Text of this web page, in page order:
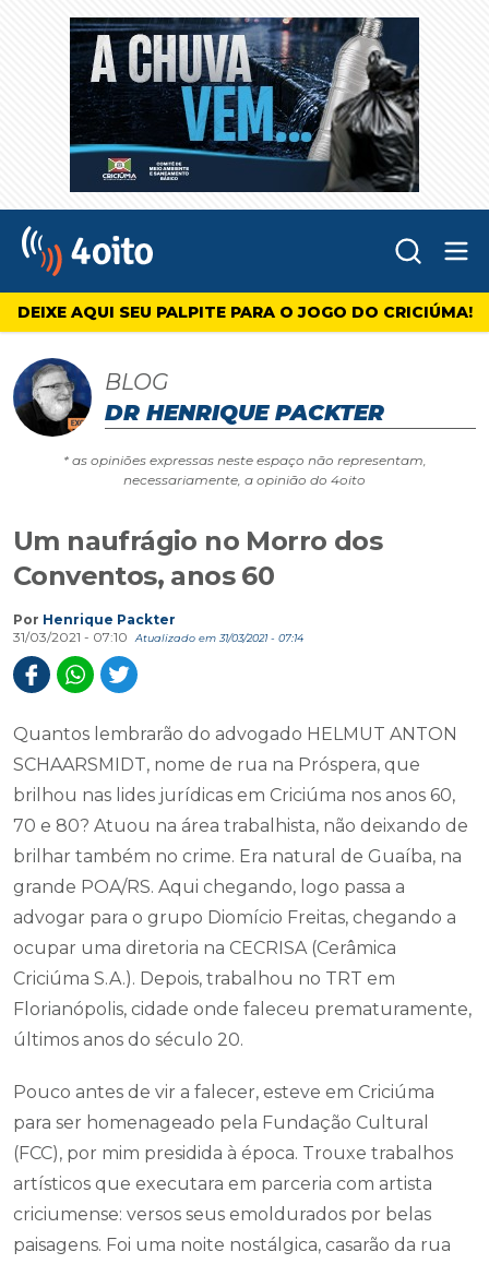
4oito
DEIXE AQUI SEU PALPITE PARA O JOGO DO CRICIÚMA!
BLOG
DR HENRIQUE PACKTER
* as opiniões expressas neste espaço não representam,
necessariamente, a opinião do 4oito
Um naufrágio no Morro dos
Conventos, anos 60
Por Henrique Packter
31/03/2021 - 07:10
Atualizado em 31/03/2021 - 07:14
Quantos lembrarão do advogado HELMUT ANTON
SCHAARSMIDT, nome de rua na Próspera, que
brilhou nas lides jurídicas em Criciúma nos anos 60,
70 e 80? Atuou na área trabalhista, não deixando de
brilhar também no crime. Era natural de Guaíba, na
grande POA/RS. Aqui chegando, logo passa a
advogar para o grupo Diomício Freitas, chegando a
ocupar uma diretoria na CECRISA (Cerâmica
Criciúma S.A.). Depois, trabalhou no TRT em
Florianópolis, cidade onde faleceu prematuramente,
últimos anos do século 20.
Pouco antes de vir a falecer, esteve em Criciúma
para ser homenageado pela Fundação Cultural
(FCC), por mim presidida à época. Trouxe trabalhos
artísticos que executara em parceria com artista
criciumense: versos seus emoldurados por belas
paisagens. Foi uma noite nostálgica, casarão da rua